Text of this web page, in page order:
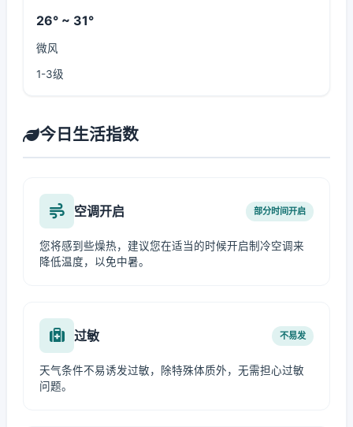
26° ~ 31°
微风
1-3级
今日生活指数
空调开启 部分时间开启
您将感到些燥热，建议您在适当的时候开启制冷空调来
降低温度，以免中暑。
过敏 不易发
天气条件不易诱发过敏，除特殊体质外，无需担心过敏
问题。